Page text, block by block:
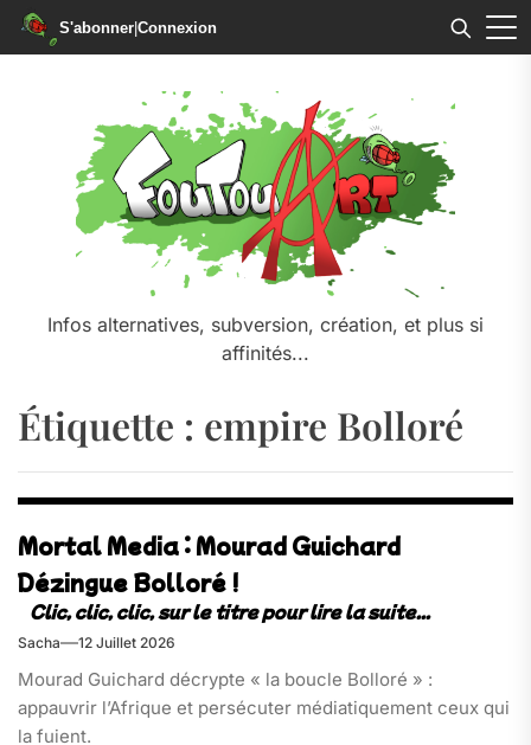
S'abonner|Connexion
Infos alternatives, subversion, création, et plus si
affinités...
Étiquette : empire Bolloré
Mortal Media : Mourad Guichard
Dézingue Bolloré !
Sacha 12 Juillet 2026
Mourad Guichard décrypte « la boucle Bolloré » :
appauvrir l’Afrique et persécuter médiatiquement ceux qui
la fuient.